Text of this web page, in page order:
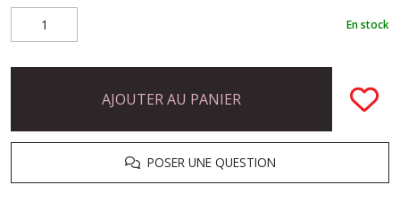
En stock
AJOUTER AU PANIER
POSER UNE QUESTION